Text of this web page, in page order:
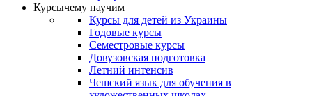
Курсычему научим
Курсы для детей из Украины
Годовые курсы
Семестровые курсы
Довузовская подготовка
Летний интенсив
Чешский язык для обучения в